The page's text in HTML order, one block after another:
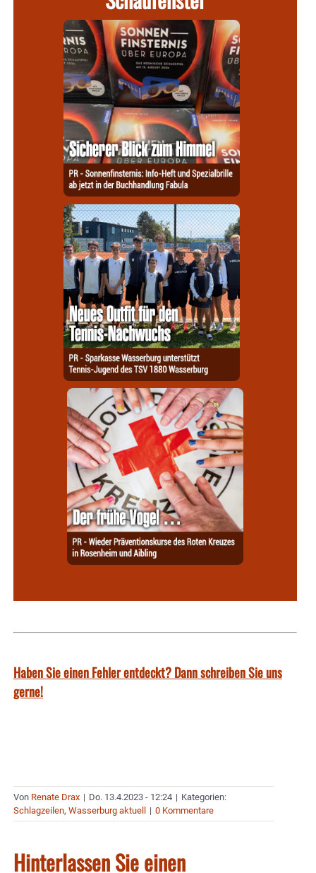
Haben Sie einen Fehler entdeckt? Dann schreiben Sie uns
gerne!
Von Renate Drax | Do. 13.4.2023 - 12:24 | Kategorien:
Schlagzeilen, Wasserburg aktuell | 0 Kommentare
Hinterlassen Sie einen